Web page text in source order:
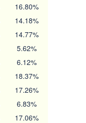
16.80%
14.18%
14.77%
5.62%
6.12%
18.37%
17.26%
6.83%
17.06%